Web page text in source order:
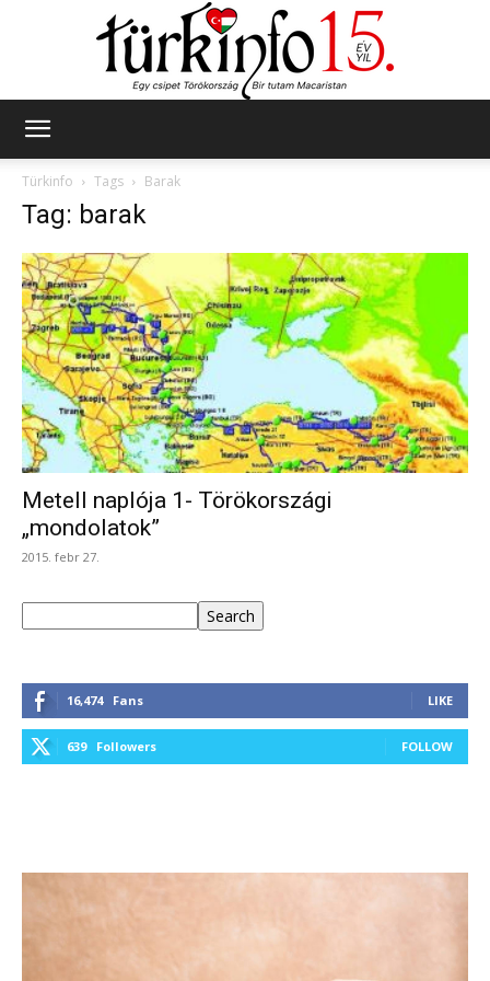
Türkinfo
Tags Barak
Tag: barak
Metell naplója 1- Törökországi
„mondolatok”
2015. febr 27.
Search
16,474 Fans LIKE
639 Followers FOLLOW